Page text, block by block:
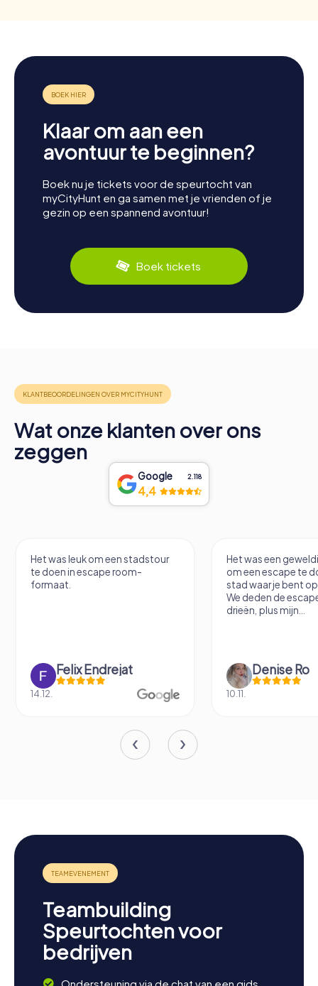
Klaar om aan een
avontuur te beginnen?
Boek nu je tickets voor de speurtocht van
myCityHunt en ga samen met je vrienden of je
gezin op een spannend avontuur!
Boek tickets
Wat onze klanten over ons
zeggen
Google 2.118
4,4
Het was leuk om een stadstour
te doen in escape room-
formaat.
Felix Endrejat
14.12.
Het was een
om een escape te
stad waar je bent
We deden de
drieën, plus mijn...
Denise Ro
10.11.
Teambuilding
Speurtochten voor
bedrijven